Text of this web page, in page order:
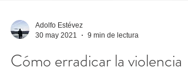
30 may 2021
9 min de lectura